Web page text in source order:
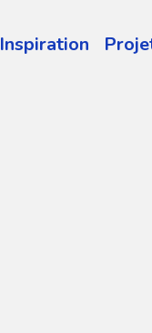
Inspiration